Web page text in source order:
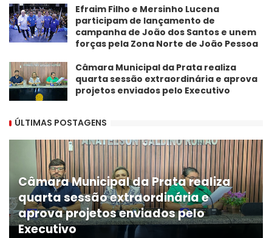
Efraim Filho e Mersinho Lucena
participam de lançamento de
campanha de João dos Santos e unem
forças pela Zona Norte de João Pessoa
Câmara Municipal da Prata realiza
quarta sessão extraordinária e aprova
projetos enviados pelo Executivo
ÚLTIMAS POSTAGENS
Câmara Municipal da Prata realiza
quarta sessão extraordinária e
aprova projetos enviados pelo
Executivo